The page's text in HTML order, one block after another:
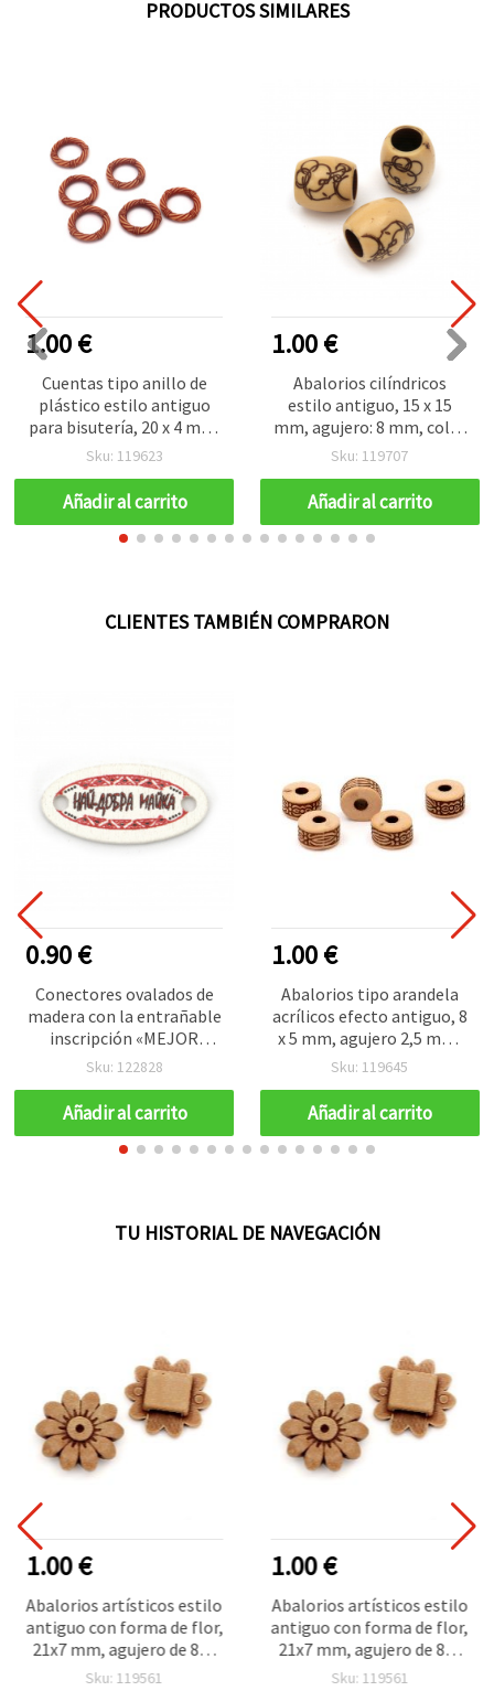
PRODUCTOS SIMILARES
1.00 €
Cuentas tipo anillo de
plástico estilo antiguo
para bisutería, 20 x 4 mm,
agujero 12,5 mm, marrón
Sku: 119623
Añadir al carrito
1.00 €
Abalorios cilíndricos
estilo antiguo, 15 x 15
mm, agujero: 8 mm, color
marrón, 50 g (~31 uds)
Sku: 119707
Añadir al carrito
CLIENTES TAMBIÉN COMPRARON
0.90 €
Conectores ovalados de
madera con la entrañable
inscripción «MEJOR
MADRE», 27×13×2 mm,
de 10 piezas para
bisutería y regalos DIY
creativos
Sku: 122828
Añadir al carrito
1.00 €
Abalorios tipo arandela
acrílicos efecto antiguo, 8
x 5 mm, agujero 2,5 mm,
marrón, 50 g (aprox. 160
Sku: 119645
Añadir al carrito
TU HISTORIAL DE NAVEGACIÓN
1.00 €
Abalorios artísticos estilo
antiguo con forma de flor,
21x7 mm, agujero de 8x2
mm, marrón - 50 g (~45
Sku: 119561
1.00 €
Abalorios artísticos estilo
antiguo con forma de flor,
21x7 mm, agujero de 8x2
mm, marrón - 50 g (~45
Sku: 119561